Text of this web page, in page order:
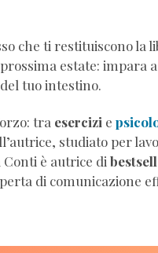
che ti restituiscono la
estate: impara
tuo intestino.
tra esercizi e
studiato per
Conti è autrice di
di comunicazione